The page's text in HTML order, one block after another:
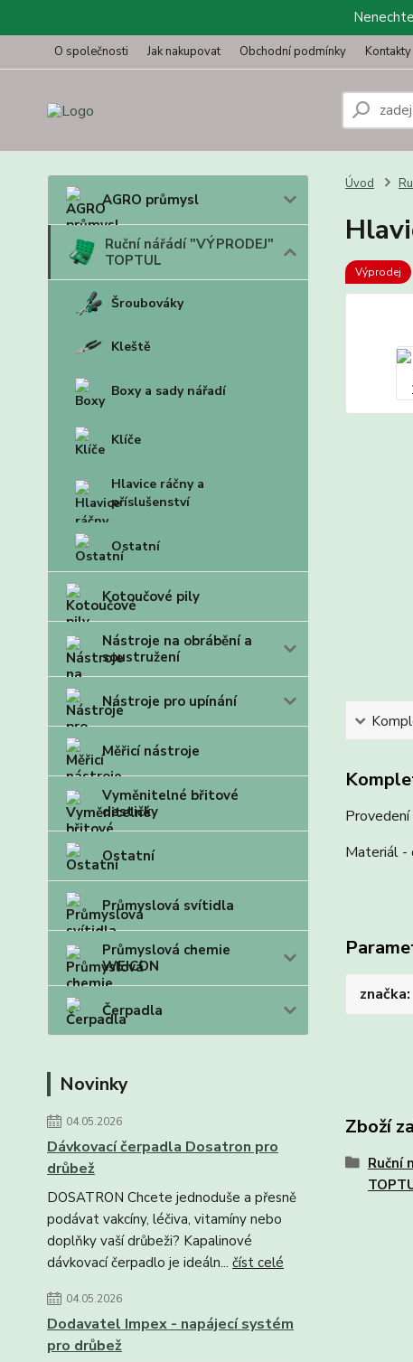
O společnosti Jak nakupovat Obchodní podmínky Kontakty
AGRO průmysl
Ruční nářádí "VÝPRODEJ"
TOPTUL
Šroubováky
Kleště
Boxy a sady nářadí
Klíče
Hlavice ráčny a
příslušenství
Ostatní
Kotoučové pily
Nástroje na obrábění a
soustružení
Nástroje pro upínání
Měřicí nástroje
Vyměnitelné břitové
destičky
Ostatní
Průmyslová svítidla
Průmyslová chemie
WEICON
Čerpadla
Novinky
04.05.2026
Dávkovací čerpadla Dosatron pro
drůbež
DOSATRON Chcete jednoduše a přesně
podávat vakcíny, léčiva, vitamíny nebo
doplňky vaší drůbeži? Kapalinové
dávkovací čerpadlo je ideáln... číst celé
04.05.2026
Dodavatel Impex - napájecí systém
pro drůbež
Úvod
Výprodej
Materiál -
značka
Zboží
Ruční